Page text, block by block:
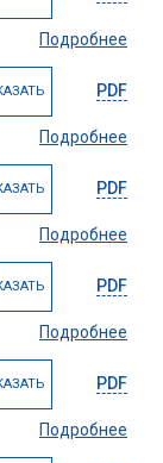
Подробнее
Подробнее
PDF
Подробнее
PDF
Подробнее
PDF
Подробнее
PDF